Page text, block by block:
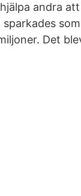
andra
Det